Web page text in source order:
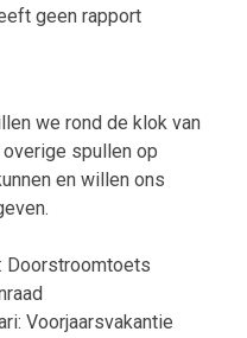
geen rapport
we rond de klok van
spullen op
en willen ons
Doorstroomtoets
Voorjaarsvakantie